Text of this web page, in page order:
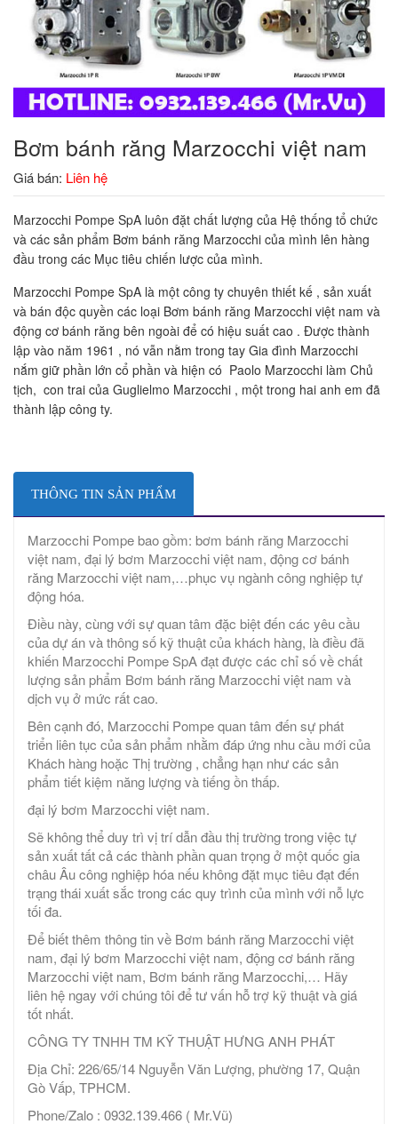
Bơm bánh răng Marzocchi việt nam
Giá bán: Liên hệ
Marzocchi Pompe SpA luôn đặt chất lượng của Hệ thống tổ chức
và các sản phẩm Bơm bánh răng Marzocchi của mình lên hàng
đầu trong các Mục tiêu chiến lược của mình.
Marzocchi Pompe SpA là một công ty chuyên thiết kế , sản xuất
và bán độc quyền các loại Bơm bánh răng Marzocchi việt nam và
động cơ bánh răng bên ngoài để có hiệu suất cao . Được thành
lập vào năm 1961 , nó vẫn nằm trong tay Gia đình Marzocchi
nắm giữ phần lớn cổ phần và hiện có Paolo Marzocchi làm Chủ
tịch, con trai của Guglielmo Marzocchi , một trong hai anh em đã
thành lập công ty.
THÔNG TIN SẢN PHẨM
Marzocchi Pompe bao gồm: bơm bánh răng Marzocchi
việt nam, đại lý bơm Marzocchi việt nam, động cơ bánh
răng Marzocchi việt nam,…phục vụ ngành công nghiệp tự
động hóa.
Điều này, cùng với sự quan tâm đặc biệt đến các yêu cầu
của dự án và thông số kỹ thuật của khách hàng, là điều đã
khiến Marzocchi Pompe SpA đạt được các chỉ số về chất
lượng sản phẩm Bơm bánh răng Marzocchi việt nam và
dịch vụ ở mức rất cao.
Bên cạnh đó, Marzocchi Pompe quan tâm đến sự phát
triển liên tục của sản phẩm nhằm đáp ứng nhu cầu mới của
Khách hàng hoặc Thị trường , chẳng hạn như các sản
phẩm tiết kiệm năng lượng và tiếng ồn thấp.
đại lý bơm Marzocchi việt nam.
Sẽ không thể duy trì vị trí dẫn đầu thị trường trong việc tự
sản xuất tất cả các thành phần quan trọng ở một quốc gia
châu Âu công nghiệp hóa nếu không đặt mục tiêu đạt đến
trạng thái xuất sắc trong các quy trình của mình với nỗ lực
tối đa.
Để biết thêm thông tin về Bơm bánh răng Marzocchi việt
nam, đại lý bơm Marzocchi việt nam, động cơ bánh răng
Marzocchi việt nam, Bơm bánh răng Marzocchi,… Hãy
liên hệ ngay với chúng tôi để tư vấn hỗ trợ kỹ thuật và giá
tốt nhất.
CÔNG TY TNHH TM KỸ THUẬT HƯNG ANH PHÁT
Địa Chỉ: 226/65/14 Nguyễn Văn Lượng, phường 17, Quận
Gò Vấp, TPHCM.
Phone/Zalo : 0932.139.466 ( Mr.Vũ)